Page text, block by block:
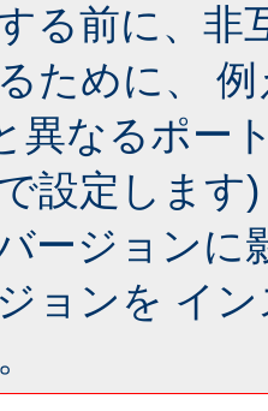
る前に、非
ために、
異なるポー
設定します
ージョンに
ョンを イ